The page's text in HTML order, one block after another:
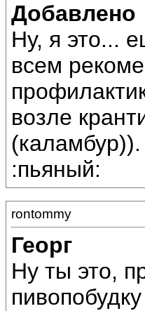
Добавлено
Ну, я это...
всем
возле
(каламбур)).
:пьяный:
rontommy
Георг
Ну ты это,